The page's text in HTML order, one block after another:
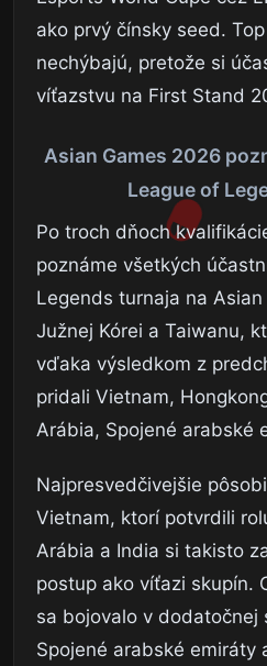
ako prvý čínsky seed.
nechýbajú, pretože si
víťazstvu na First Stand
Asian Games 2026
League of
Po troch dňoch
poznáme všetkých
Legends turnaja na
Južnej Kórei a Taiwanu,
vďaka výsledkom z
pridali Vietnam,
Arábia, Spojené arabské
Najpresvedčivejšie
Vietnam, ktorí potvrdili
Arábia a India si takisto
postup ako víťazi skupín.
sa bojovalo v dodatočnej
Spojené arabské emiráty